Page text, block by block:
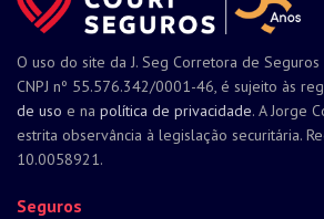
O uso do site da J. Seg Corretora de Seguros
CNPJ nº 55.576.342/0001-46, é sujeito às
de uso e na política de privacidade. A Jorge
estrita observância à legislação securitária.
10.0058921.
Seguros